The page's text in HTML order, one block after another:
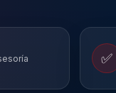
✅